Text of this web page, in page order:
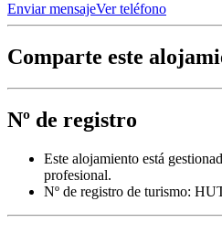
Enviar mensajeVer teléfono
Comparte este
Nº de registro
Este alojamiento está
profesional.
Nº de registro de turismo: